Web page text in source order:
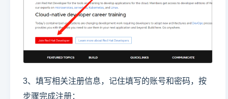
3、填写相关注册信息，记住填写的账号和密码，按
步骤完成注册：